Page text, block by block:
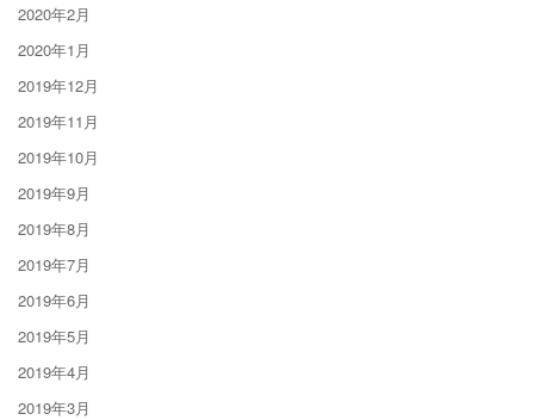
2020年2月
2020年1月
2019年12月
2019年11月
2019年10月
2019年9月
2019年8月
2019年7月
2019年6月
2019年5月
2019年4月
2019年3月